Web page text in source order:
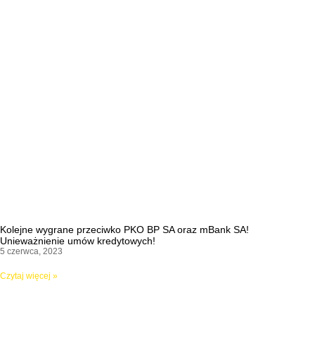
Kolejne wygrane przeciwko PKO BP SA oraz mBank SA!
Unieważnienie umów kredytowych!
5 czerwca, 2023
Czytaj więcej »